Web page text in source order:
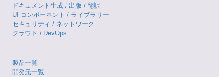
ドキュメント生成 / 出版 / 翻訳
UI コンポーネント / ライブラリー
セキュリティ / ネットワーク
クラウド / DevOps
製品一覧
開発元一覧